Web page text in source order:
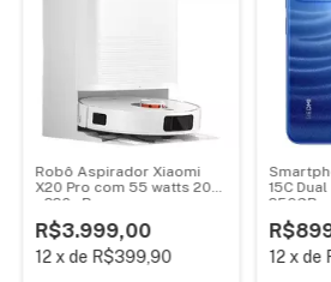
Robô Aspirador Xiaomi
X20 Pro com 55 watts 200
- 220v Branco
R$3.999,00
12 xde R$399,90
15C
256GB
12 xde